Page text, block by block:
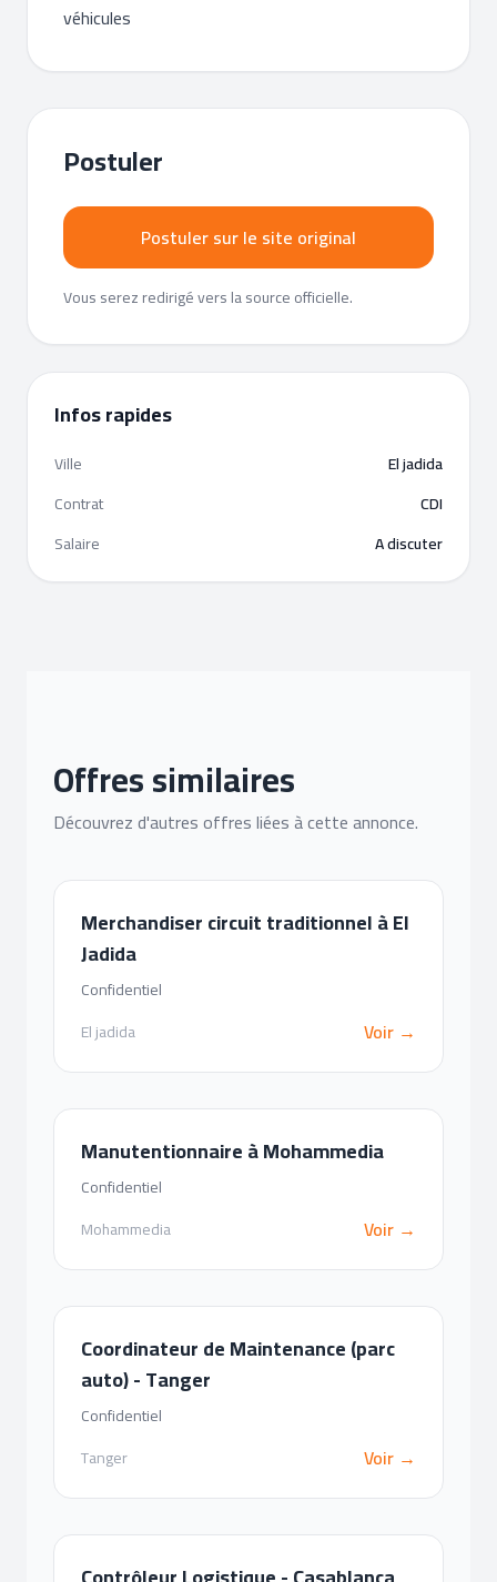
véhicules
Postuler
Postuler sur le site original
Vous serez redirigé vers la source officielle.
Infos rapides
Ville
El jadida
Contrat
CDI
Salaire
A discuter
Offres similaires
Découvrez d'autres offres liées à cette annonce.
Merchandiser circuit traditionnel à El
Jadida
Confidentiel
El jadida
Voir →
Manutentionnaire à Mohammedia
Confidentiel
Mohammedia
Voir →
Coordinateur de Maintenance (parc
auto) - Tanger
Confidentiel
Tanger
Voir →